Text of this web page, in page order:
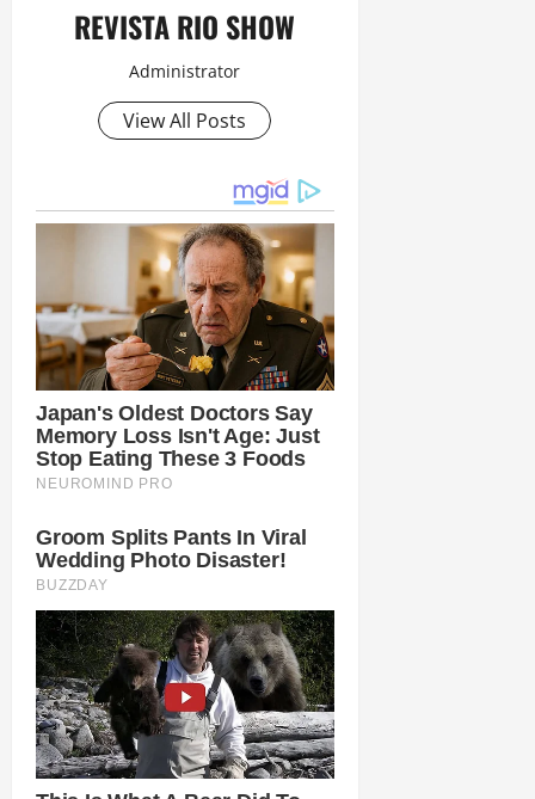
REVISTA RIO SHOW
Administrator
View All Posts